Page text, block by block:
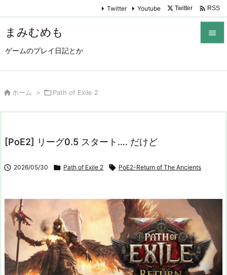
まみむめも
ゲームのプレイ日記とか

Twitter Youtube Twitter  RSS
 ホーム > Path of Exile 2
[PoE2] リーグ0.5 スタート…. だけど
 2026/05/30  Path of Exile 2  PoE2-Return of The Ancients